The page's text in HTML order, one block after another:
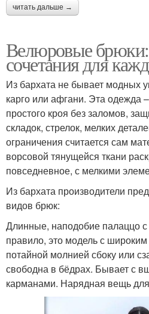
читать дальше →
Велюровые
сочетания для
Из бархата не бывает модных
карго или афгани. Эта одежда
простого кроя без заломов,
складок, стрелок, мелких
ограничения считается сам
ворсовой тянущейся ткани
повседневное, с мелкими
Из бархата производители
видов брюк:
Длинные, наподобие палаццо
правило, это модель с
потайной молнией сбоку или
свободна в бёдрах. Бывает с
карманами. Нарядная вещь